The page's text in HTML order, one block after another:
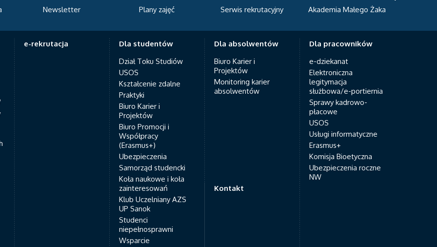
Plany zajęć Serwis rekrutacyjny Akademia Małego Żaka
Centrum Sportowo-
e-rekrutacja
Dla studentów
Dział Toku Studiów
USOS
Kształcenie zdalne
Praktyki
Biuro Karier i
Projektów
Biuro Promocji i
Współpracy
(Erasmus+)
Ubezpieczenia
Samorząd studencki
Koła naukowe i koła
zainteresowań
Klub Uczelniany AZS
UP Sanok
Studenci
niepełnosprawni
Wsparcie
Dla absolwentów
Biuro Karier i
Projektów
Monitoring karier
absolwentów
Dla pracowników
e-dziekanat
Elektroniczna
legitymacja
służbowa/e-portiernia
Sprawy kadrowo-
płacowe
USOS
Usługi informatyczne
Erasmus+
Komisja Bioetyczna
Ubezpieczenia roczne
NW
Kontakt